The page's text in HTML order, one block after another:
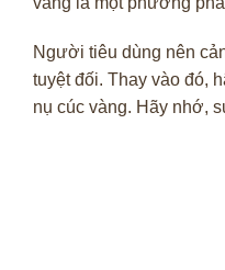
Người tiêu dùng nên
tuyệt đối. Thay vào đó,
nụ cúc vàng. Hãy nhớ,